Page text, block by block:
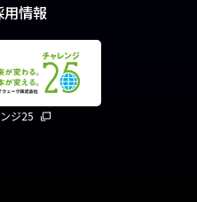
用情報
ジ25